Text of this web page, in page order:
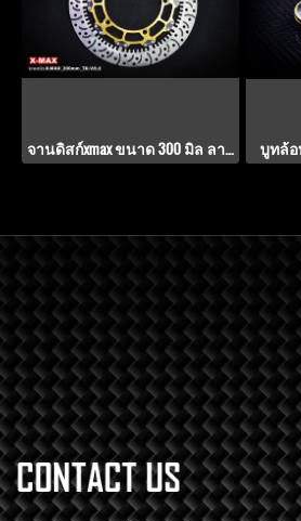
จานดิสก์xmax ขนาด 300 มิล ลาย TD-V.9.1 บูทล้อห